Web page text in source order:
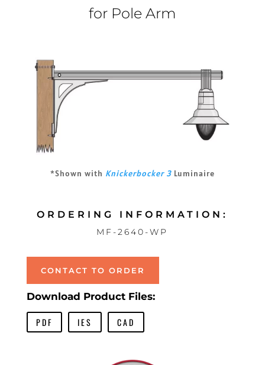
for Pole Arm
*Shown with Knickerbocker 3 Luminaire
ORDERING INFORMATION:
MF-2640-WP
CONTACT TO ORDER
Download Product Files:
PDF IES CAD